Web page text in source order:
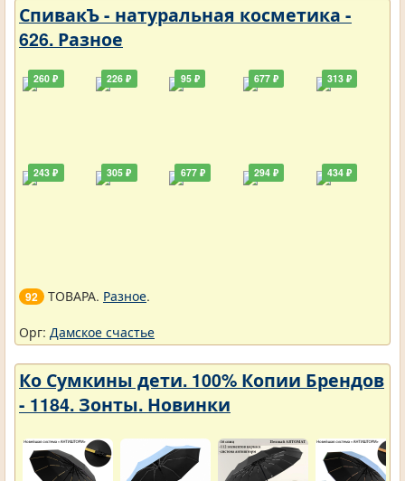
СпивакЪ - натуральная косметика -
626. Разное
260 ₽
243 ₽
226 ₽
305 ₽
95 ₽
677 ₽
677 ₽
294 ₽
313 ₽
434 ₽
92 ТОВАРА. Разное.
Орг: Дамское счастье
Ко Сумкины дети. 100% Копии Брендов
- 1184. Зонты. Новинки